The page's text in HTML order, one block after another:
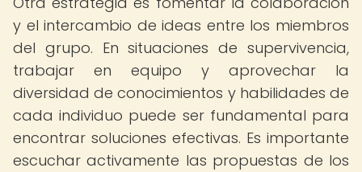
y el intercambio de ideas entre los miembros
del grupo. En situaciones de supervivencia,
trabajar en equipo y aprovechar la
diversidad de conocimientos y habilidades de
cada individuo puede ser fundamental para
encontrar soluciones efectivas. Es importante
escuchar activamente las propuestas de los